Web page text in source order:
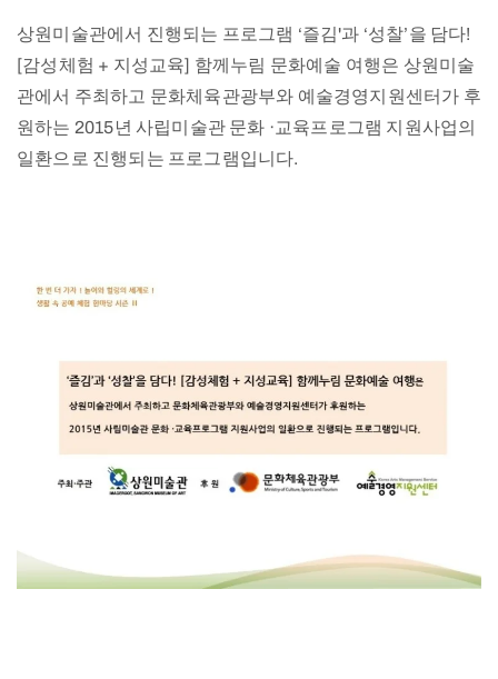
상원미술관에서 진행되는 프로그램 ‘즐김'과 ‘성찰’을 담다!
[감성체험 + 지성교육] 함께누림 문화예술 여행은 상원미술
관에서 주최하고 문화체육관광부와 예술경영지원센터가 후
원하는 2015년 사립미술관 문화 ·교육프로그램 지원사업의
일환으로 진행되는 프로그램입니다.